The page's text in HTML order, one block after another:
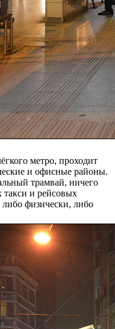
метро, проходит
и офисные районы.
трамвай, ничего
и рейсовых
либо физически, либо